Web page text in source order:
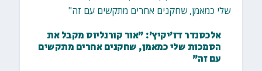
אלכסנדר דז'יקיץ': "אור קורנליוס מקבל את
הסמכות שלי כמאמן, שחקנים אחרים מתקשים
עם זה"